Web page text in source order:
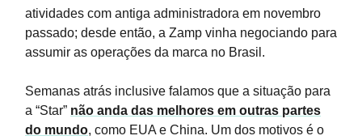
atividades com antiga administradora em novembro
passado; desde então, a Zamp vinha negociando para
assumir as operações da marca no Brasil.
Semanas atrás inclusive falamos que a situação para
a “Star” não anda das melhores em outras partes
do mundo, como EUA e China. Um dos motivos é o